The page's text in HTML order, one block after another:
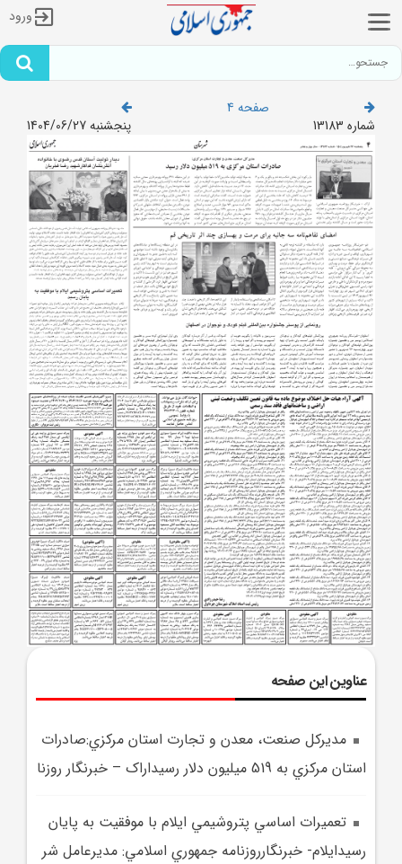
ورود
صفحه 4
شماره 13183
پنجشنبه 1404/06/27
عناوین این صفحه
مديرکل صنعت، معدن و تجارت استان مرکزي:صادرات
استان مرکزي به 519 ميليون دلار رسيداراک – خبرنگار روزنا
تعميرات اساسي پتروشيمي ايلام با موفقيت به پايان
رسيدايلام- خبرنگارروزنامه جمهوري اسلامي: مديرعامل شر